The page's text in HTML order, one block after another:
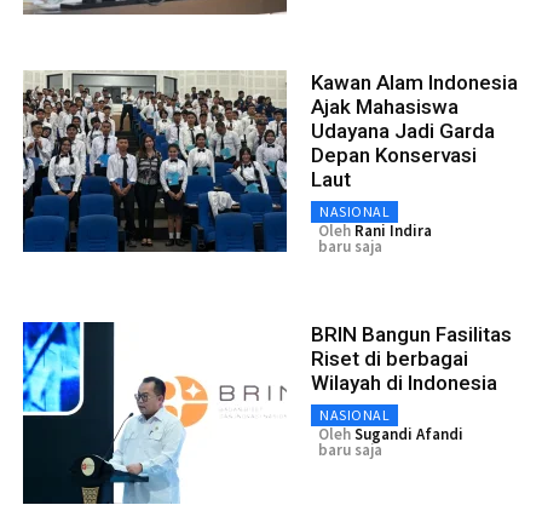
Kawan Alam Indonesia
Ajak Mahasiswa
Udayana Jadi Garda
Depan Konservasi
Laut
NASIONAL
Oleh Rani Indira
baru saja
BRIN Bangun Fasilitas
Riset di berbagai
Wilayah di Indonesia
NASIONAL
OlehSugandi Afandi
baru saja